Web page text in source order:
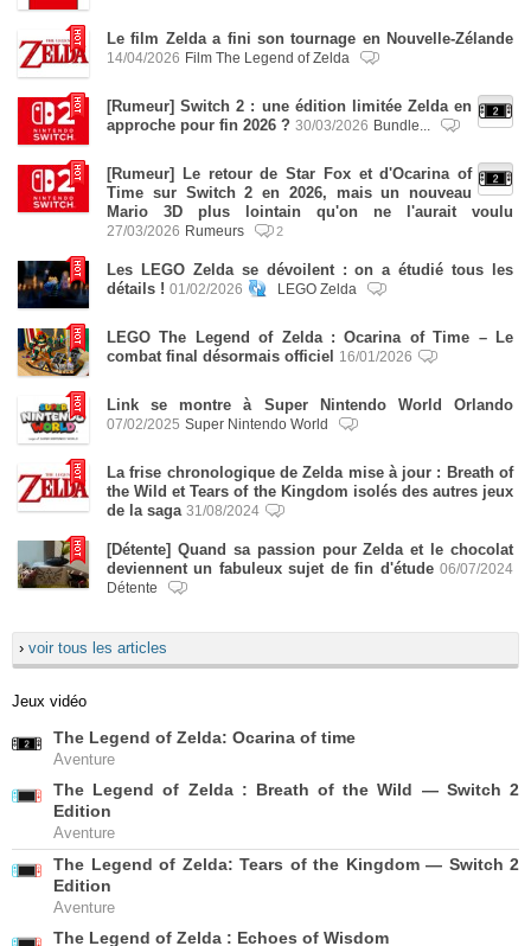
Le film Zelda a fini son tournage en Nouvelle-Zélande
14/04/2026 Film The Legend of Zelda
[Rumeur] Switch 2 : une édition limitée Zelda en
approche pour fin 2026 ? 30/03/2026 Bundle...
[Rumeur] Le retour de Star Fox et d'Ocarina of
Time sur Switch 2 en 2026, mais un nouveau
Mario 3D plus lointain qu'on ne l'aurait voulu
27/03/2026 Rumeurs 2
Les LEGO Zelda se dévoilent : on a étudié tous les
détails ! 01/02/2026 LEGO Zelda
LEGO The Legend of Zelda : Ocarina of Time – Le
combat final désormais officiel
16/01/2026
Link se montre à Super Nintendo World Orlando
07/02/2025 Super Nintendo World
La frise chronologique de Zelda mise à jour : Breath of
the Wild et Tears of the Kingdom isolés des autres jeux
de la saga 31/08/2024
[Détente] Quand sa passion pour Zelda et le chocolat
deviennent un fabuleux sujet de fin d'étude 06/07/2024
Détente
› voir tous les articles
Jeux vidéo
The Legend of Zelda: Ocarina of time
Aventure
The Legend of Zelda : Breath of the Wild — Switch 2
Edition
Aventure
The Legend of Zelda: Tears of the Kingdom — Switch 2
Edition
Aventure
The Legend of Zelda : Echoes of Wisdom